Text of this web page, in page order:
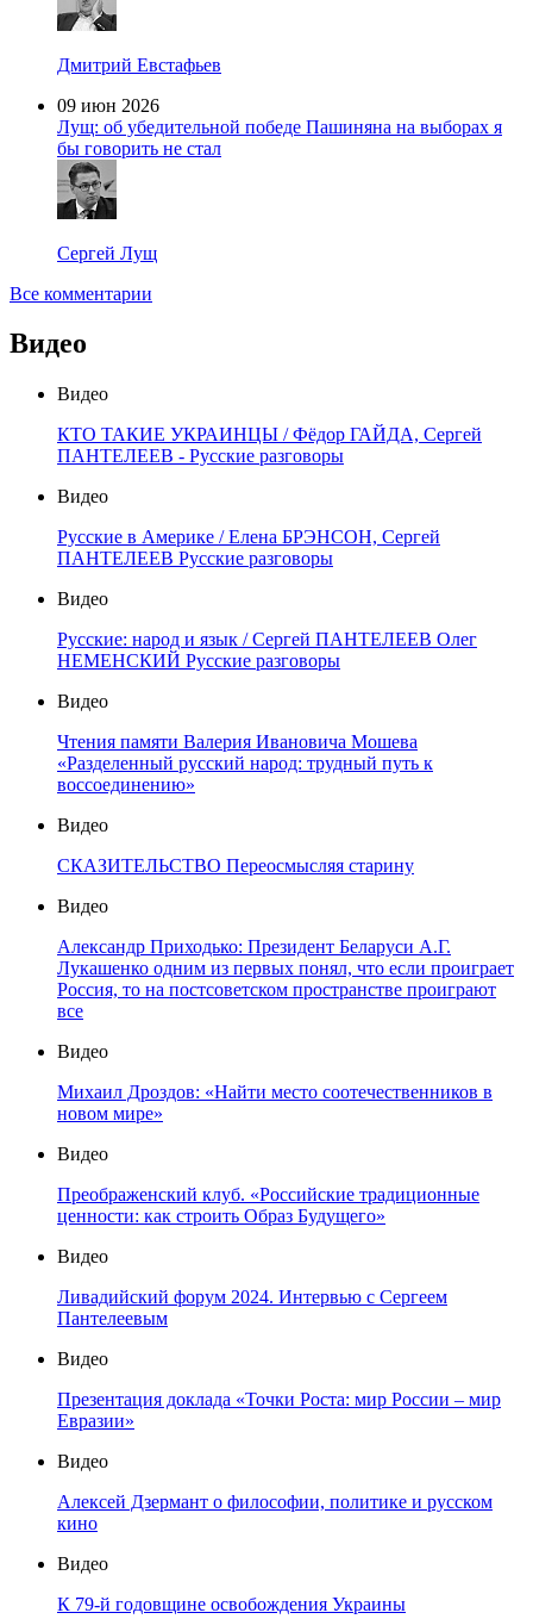
Дмитрий Евстафьев
09 июн 2026
Лущ: об убедительной победе Пашиняна на выборах я
бы говорить не стал
Сергей Лущ
Все комментарии
Видео
Видео
КТО ТАКИЕ УКРАИНЦЫ / Фёдор ГАЙДА, Сергей
ПАНТЕЛЕЕВ - Русские разговоры
Видео
Русские в Америке / Елена БРЭНСОН, Сергей
ПАНТЕЛЕЕВ Русские разговоры
Видео
Русские: народ и язык / Сергей ПАНТЕЛЕЕВ Олег
НЕМЕНСКИЙ Русские разговоры
Видео
Чтения памяти Валерия Ивановича Мошева
«Разделенный русский народ: трудный путь к
воссоединению»
Видео
СКАЗИТЕЛЬСТВО Переосмысляя старину
Видео
Александр Приходько: Президент Беларуси А.Г.
Лукашенко одним из первых понял, что если проиграет
Россия, то на постсоветском пространстве проиграют
все
Видео
Михаил Дроздов: «Найти место соотечественников в
новом мире»
Видео
Преображенский клуб. «Российские традиционные
ценности: как строить Образ Будущего»
Видео
Ливадийский форум 2024. Интервью с Сергеем
Пантелеевым
Видео
Презентация доклада «Точки Роста: мир России – мир
Евразии»
Видео
Алексей Дзермант о философии, политике и русском
кино
Видео
К 79-й годовщине освобождения Украины